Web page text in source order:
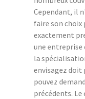
Cependant, il
faire son choix
exactement
une entreprise
la
envisagez doit
pouvez
précédents.